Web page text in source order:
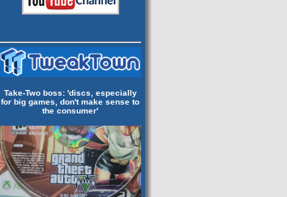
Take-Two boss: 'discs, especially
for big games, don't make sense to
the consumer'